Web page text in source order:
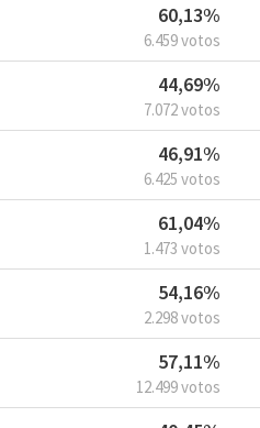
60,13%
6.459 votos
44,69%
7.072 votos
46,91%
6.425 votos
61,04%
1.473 votos
54,16%
2.298 votos
57,11%
12.499 votos